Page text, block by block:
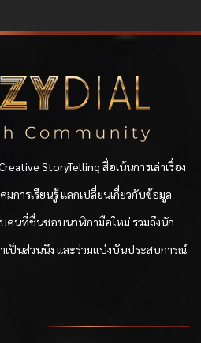
StoryTelling สื่อเน้นการเล่าเรื่อง
มการเรียนรู้ แลกเปลี่ยนเกี่ยวกับข้อมูล
บคนที่ชื่นชอบนาฬิกามือใหม่ รวมถึงนัก
ป็นส่วนนึง และร่วมแบ่งบันประสบการณ์